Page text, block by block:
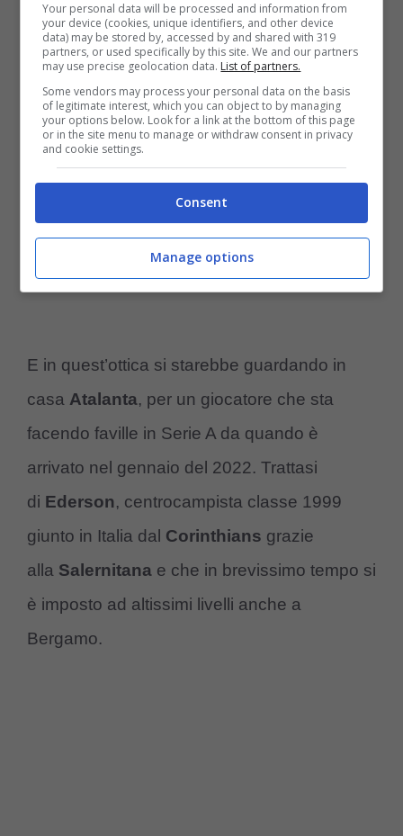
Il Napoli punta il colpo Ederson dall’Atalanta (Foto Ansa) –
Controcalcio.com
E in quest’ottica si starebbe guardando in
casa Atalanta, per un giocatore che sta
facendo faville in Serie A da quando è
arrivato nel gennaio del 2022. Trattasi
di Ederson, centrocampista classe 1999
giunto in Italia dal Corinthians grazie
alla Salernitana e che in brevissimo tempo si
è imposto ad altissimi livelli anche a
Bergamo.
Your personal data will be processed and information from
your device (cookies, unique identifiers, and other device
data) may be stored by, accessed by and shared with 319
partners, or used specifically by this site. We and our partners
may use precise geolocation data. List of partners.
Some vendors may process your personal data on the basis
of legitimate interest, which you can object to by managing
your options below. Look for a link at the bottom of this page
or in the site menu to manage or withdraw consent in privacy
and cookie settings.
Consent
Manage options